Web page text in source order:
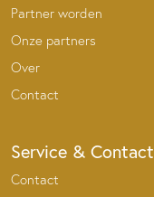
Partner worden
Onze partners
Over
Contact
Service & Contact
Contact